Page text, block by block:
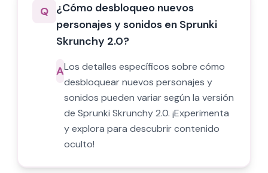
Q ¿Cómo desbloqueo nuevos
personajes y sonidos en Sprunki
Skrunchy 2.0?
ALos detalles específicos sobre cómo
desbloquear nuevos personajes y
sonidos pueden variar según la versión
de Sprunki Skrunchy 2.0. ¡Experimenta
y explora para descubrir contenido
oculto!